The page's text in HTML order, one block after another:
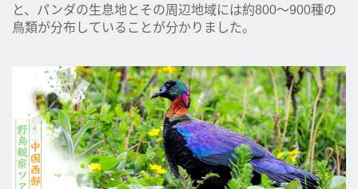
と、パンダの生息地とその周辺地域には約800～900種の
鳥類が分布していることが分かりました。